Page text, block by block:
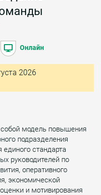
Онлайн
2026
модель повышения
подразделения
стандарта
руководителей по
оперативного
экономической
и мотивирования